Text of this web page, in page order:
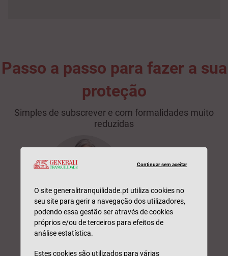
Passo a passo para fazer a sua
proteção
Simples de subscrever e com formalidades muito
reduzidas
1
Continuar sem aceitar
O site generalitranquilidade.pt utiliza cookies no
seu site para gerir a navegação dos utilizadores,
podendo essa gestão ser através de cookies
próprios e/ou de terceiros para efeitos de
análise estatística.
Estes cookies são utilizados para várias